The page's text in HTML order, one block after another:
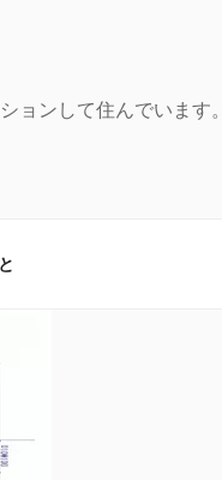
ョンして住んでいます